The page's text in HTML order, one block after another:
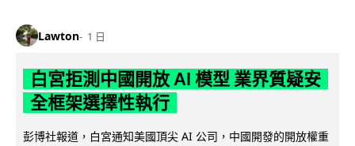
Lawton 1 日
白宮拒測中國開放 AI 模型 業界質疑安
全框架選擇性執行
彭博社報道，白宮通知美國頂尖 AI 公司，中國開發的開放權重